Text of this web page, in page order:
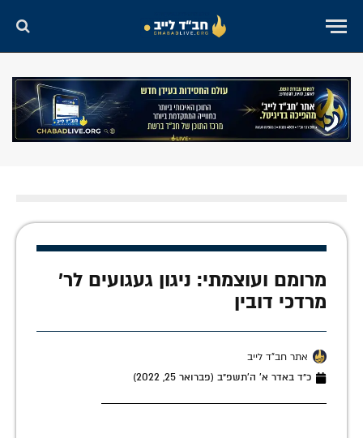
מרומם ועוצמתי: ניגון געגועים לר'
מרדכי דובין
אתר חב"ד לייב
כ״ד באדר א׳ ה׳תשפ״ב (פברואר 25, 2022)